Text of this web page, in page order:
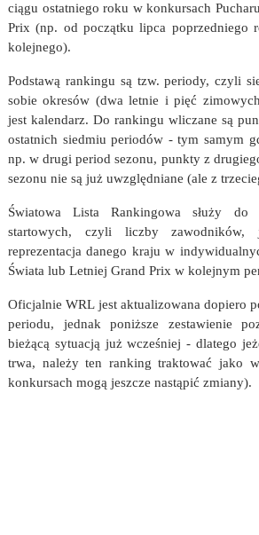
ciągu ostatniego roku w konkursach
Prix (np. od początku lipca poprzedniego
kolejnego).
Podstawą rankingu są tzw. periody, czyli
sobie okresów (dwa letnie i pięć
jest kalendarz. Do rankingu wliczane są
ostatnich siedmiu periodów - tym samym
np. w drugi period sezonu, punkty z
sezonu nie są już uwzględniane (ale z
Światowa Lista Rankingowa służy
startowych, czyli liczby zawodników,
reprezentacja danego kraju w
Świata lub Letniej Grand Prix w kolejnym
Oficjalnie WRL jest aktualizowana dopiero
periodu, jednak poniższe zestawienie
bieżącą sytuacją już wcześniej - dlatego
trwa, należy ten ranking traktować jako
konkursach mogą jeszcze nastąpić zmiany).